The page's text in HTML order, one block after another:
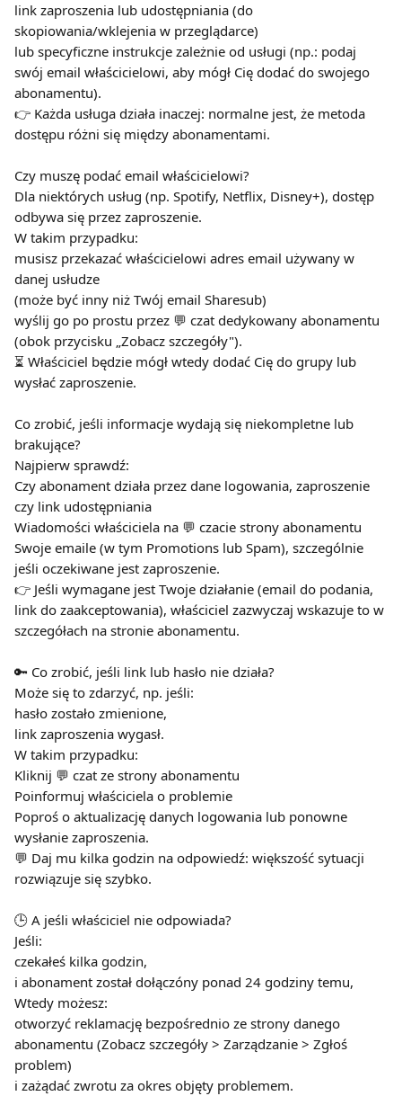
link zaproszenia lub udostępniania (do
skopiowania/wklejenia w przeglądarce)
lub specyficzne instrukcje zależnie od usługi (np.: podaj
swój email właścicielowi, aby mógł Cię dodać do swojego
abonamentu).
👉 Każda usługa działa inaczej: normalne jest, że metoda
dostępu różni się między abonamentami.
Czy muszę podać email właścicielowi?
Dla niektórych usług (np. Spotify, Netflix, Disney+), dostęp
odbywa się przez zaproszenie.
W takim przypadku:
musisz przekazać właścicielowi adres email używany w
danej usłudze
(może być inny niż Twój email Sharesub)
wyślij go po prostu przez 💬 czat dedykowany abonamentu
(obok przycisku „Zobacz szczegóły").
⏳ Właściciel będzie mógł wtedy dodać Cię do grupy lub
wysłać zaproszenie.
Co zrobić, jeśli informacje wydają się niekompletne lub
brakujące?
Najpierw sprawdź:
Czy abonament działa przez dane logowania, zaproszenie
czy link udostępniania
Wiadomości właściciela na 💬 czacie strony abonamentu
Swoje emaile (w tym Promotions lub Spam), szczególnie
jeśli oczekiwane jest zaproszenie.
👉 Jeśli wymagane jest Twoje działanie (email do podania,
link do zaakceptowania), właściciel zazwyczaj wskazuje to w
szczegółach na stronie abonamentu.
🔑 Co zrobić, jeśli link lub hasło nie działa?
Może się to zdarzyć, np. jeśli:
hasło zostało zmienione,
link zaproszenia wygasł.
W takim przypadku:
Kliknij 💬 czat ze strony abonamentu
Poinformuj właściciela o problemie
Poproś o aktualizację danych logowania lub ponowne
wysłanie zaproszenia.
💬 Daj mu kilka godzin na odpowiedź: większość sytuacji
rozwiązuje się szybko.
🕒 A jeśli właściciel nie odpowiada?
Jeśli:
czekałeś kilka godzin,
i abonament został dołączóny ponad 24 godziny temu,
Wtedy możesz:
otworzyć reklamację bezpośrednio ze strony danego
abonamentu (Zobacz szczegóły > Zarządzanie > Zgłoś
problem)
i zażądać zwrotu za okres objęty problemem.